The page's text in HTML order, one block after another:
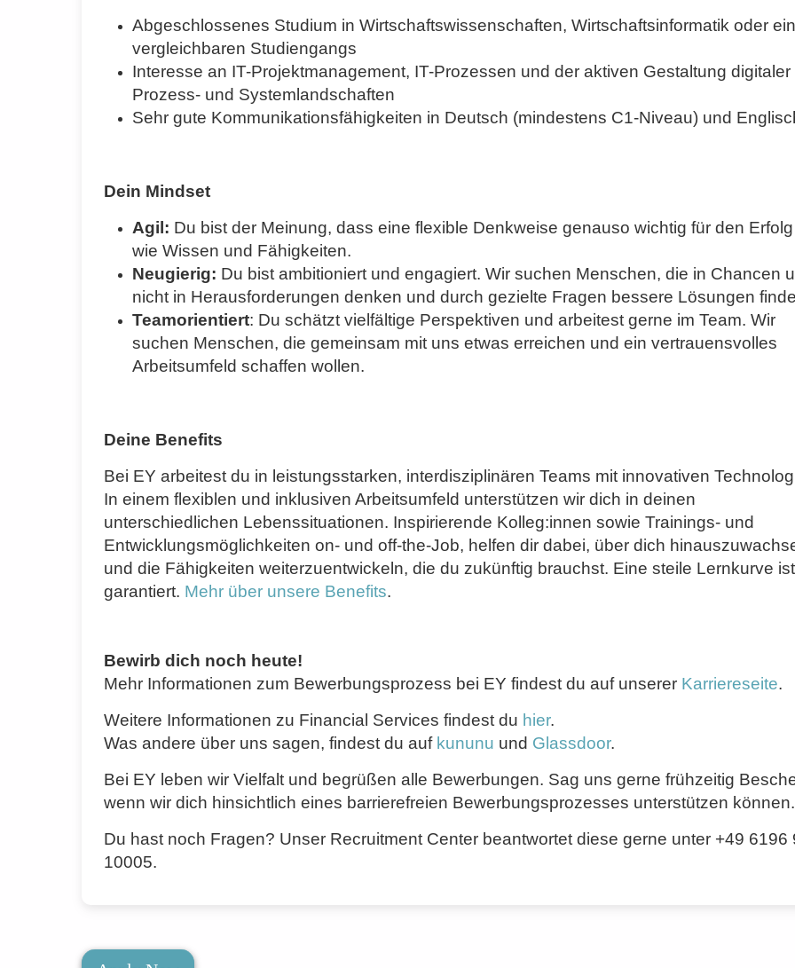
Abgeschlossenes Studium in Wirtschaftswissenschaften, Wirtschaftsinformatik oder
vergleichbaren Studiengangs
Interesse an IT-Projektmanagement, IT-Prozessen und der aktiven Gestaltung digitaler
Prozess- und Systemlandschaften
Sehr gute Kommunikationsfähigkeiten in Deutsch (mindestens C1-Niveau) und
Dein Mindset
Agil: Du bist der Meinung, dass eine flexible Denkweise genauso wichtig für den
wie Wissen und Fähigkeiten.
Neugierig: Du bist ambitioniert und engagiert. Wir suchen Menschen, die in Chancen
nicht in Herausforderungen denken und durch gezielte Fragen bessere Lösungen
Teamorientiert: Du schätzt vielfältige Perspektiven und arbeitest gerne im Team. Wir
suchen Menschen, die gemeinsam mit uns etwas erreichen und ein vertrauensvolles
Arbeitsumfeld schaffen wollen.
Deine Benefits
Bei EY arbeitest du in leistungsstarken, interdisziplinären Teams mit innovativen
In einem flexiblen und inklusiven Arbeitsumfeld unterstützen wir dich in deinen
unterschiedlichen Lebenssituationen. Inspirierende Kolleg:innen sowie Trainings- und
Entwicklungsmöglichkeiten on- und off-the-Job, helfen dir dabei, über dich
und die Fähigkeiten weiterzuentwickeln, die du zukünftig brauchst. Eine steile Lernkurve
garantiert. Mehr über unsere Benefits.
Bewirb dich noch heute!
Mehr Informationen zum Bewerbungsprozess bei EY findest du auf unserer Karriereseite.
Weitere Informationen zu Financial Services findest du hier.
Was andere über uns sagen, findest du auf kununu und Glassdoor.
Bei EY leben wir Vielfalt und begrüßen alle Bewerbungen. Sag uns gerne frühzeitig
wenn wir dich hinsichtlich eines barrierefreien Bewerbungsprozesses unterstützen können.
Du hast noch Fragen? Unser Recruitment Center beantwortet diese gerne unter +49 6196
10005.